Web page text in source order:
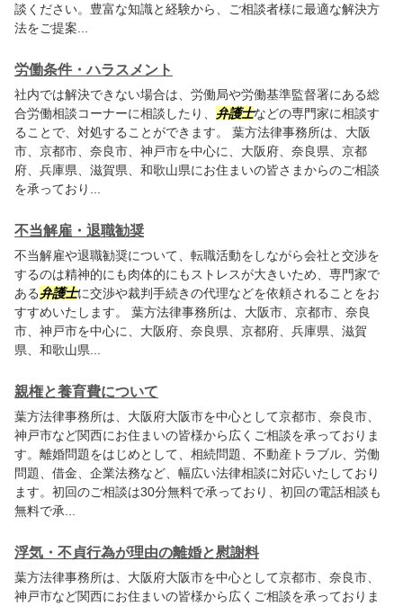
談ください。豊富な知識と経験から、ご相談者様に最適な解決方
法をご提案...
労働条件・ハラスメント
社内では解決できない場合は、労働局や労働基準監督署にある総
合労働相談コーナーに相談したり、 弁護士などの専門家に相談す
ることで、対処することができます。 葉方法律事務所は、大阪
市、京都市、奈良市、神戸市を中心に、大阪府、奈良県、京都
府、兵庫県、滋賀県、和歌山県にお住まいの皆さまからのご相談
を承っており...
不当解雇・退職勧奨
不当解雇や退職勧奨について、転職活動をしながら会社と交渉を
するのは精神的にも肉体的にもストレスが大きいため、専門家で
ある弁護士に交渉や裁判手続きの代理などを依頼されることをお
すすめいたします。 葉方法律事務所は、大阪市、京都市、奈良
市、神戸市を中心に、大阪府、奈良県、京都府、兵庫県、滋賀
県、和歌山県...
親権と養育費について
葉方法律事務所は、大阪府大阪市を中心として京都市、奈良市、
神戸市など関西にお住まいの皆様から広くご相談を承っておりま
す。離婚問題をはじめとして、相続問題、不動産トラブル、労働
問題、借金、企業法務など、幅広い法律相談に対応いたしており
ます。初回のご相談は30分無料で承っており、初回の電話相談も
無料で承...
浮気・不貞行為が理由の離婚と慰謝料
葉方法律事務所は、大阪府大阪市を中心として京都市、奈良市、
神戸市など関西にお住まいの皆様から広くご相談を承っておりま